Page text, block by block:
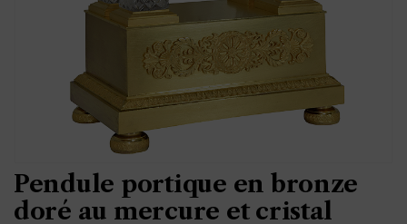
Pendule portique en bronze
doré au mercure et cristal